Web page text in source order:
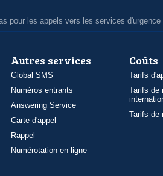
pour les appels vers les services d'urgence
Autres services
Global SMS
Numéros entrants
Answering Service
Carte d'appel
Rappel
Numérotation en ligne
Coûts
Tarifs
Tarifs de
Tarifs de